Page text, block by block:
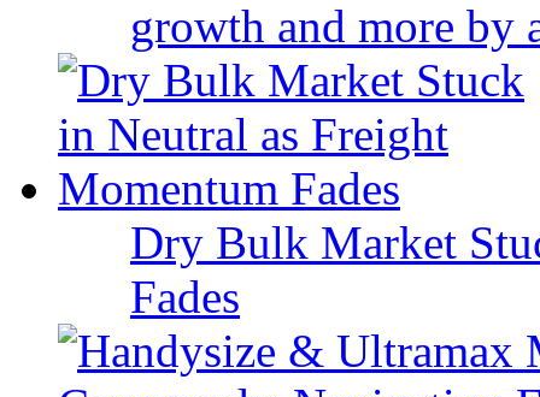
growth and more
Dry Bulk Market
Fades